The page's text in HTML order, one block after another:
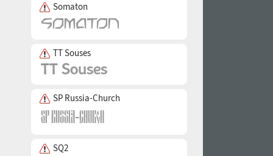
Somaton
TT Souses
SP Russia-Church
SQ2